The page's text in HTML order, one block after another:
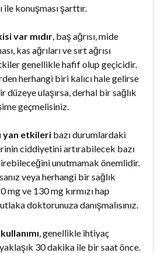
ile konuşması şarttır.
var mıdır, baş ağrısı, mide
kas ağrıları ve sırt ağrısı
genellikle hafif olup geçicidir.
herhangi biri kalıcı hale gelirse
düzeye ulaşırsa, derhal bir sağlık
geçmelisiniz.
yan etkileri bazı durumlardaki
ciddiyetini artırabilecek bazı
unutmamak önemlidir.
veya herhangi bir sağlık
mg ve 130 mg kırmızı hap
doktorunuza danışmalısınız.
, genellikle ihtiyaç
30 dakika ile bir saat önce.